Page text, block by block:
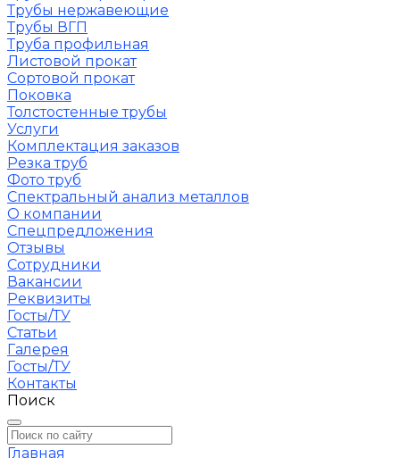
Трубы нержавеющие
Трубы ВГП
Труба профильная
Листовой прокат
Сортовой прокат
Поковка
Толстостенные трубы
Услуги
Комплектация заказов
Резка труб
Фото труб
Спектральный анализ металлов
О компании
Спецпредложения
Отзывы
Сотрудники
Вакансии
Реквизиты
Госты/ТУ
Статьи
Галерея
Госты/ТУ
Контакты
Поиск
Главная